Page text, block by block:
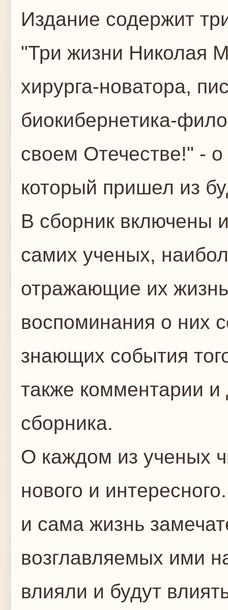
Издание содержит
"Три жизни Николая
хирурга-новатора,
биокибернетика-
своем Отечестве!" -
который пришел из
В сборник включены
самих ученых,
отражающие их
воспоминания о них
знающих события
также комментарии и
сборника.
О каждом из ученых
нового и
и сама жизнь
возглавляемых ими
влияли и будут